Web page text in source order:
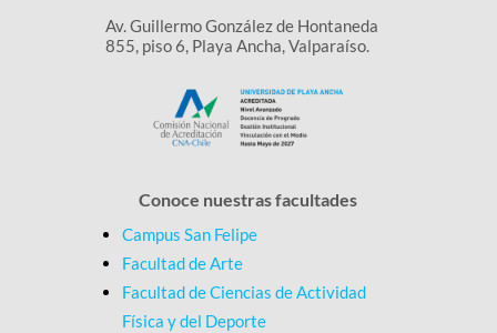
Av. Guillermo González de Hontaneda
855, piso 6, Playa Ancha, Valparaíso.
Conoce nuestras facultades
Campus San Felipe
Facultad de Arte
Facultad de Ciencias de Actividad
Física y del Deporte